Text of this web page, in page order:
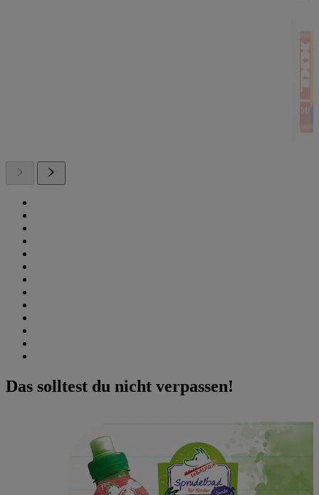
Das solltest du nicht verpassen!